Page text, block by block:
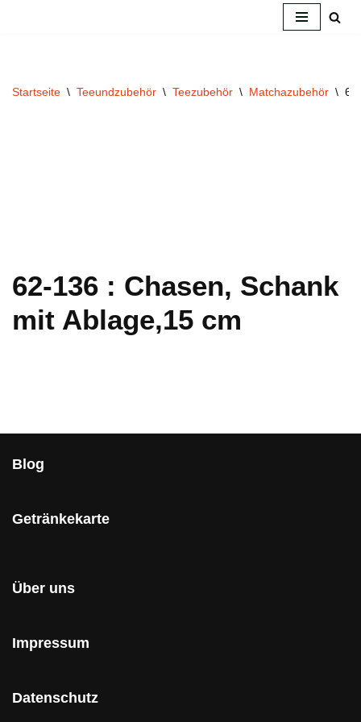
Startseite \ Teeundzubehör \ Teezubehör \ Matchazubehör \
62-136 : Chasen, Schank
mit Ablage,15 cm
Blog
Getränkekarte
Über uns
Impressum
Datenschutz